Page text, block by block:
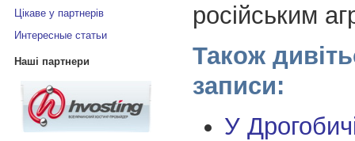
Цікаве у партнерів
Интересные статьи
Наші партнери
російським
Також
записи:
У